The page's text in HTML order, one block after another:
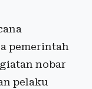
pemerintah
nobar
pelaku